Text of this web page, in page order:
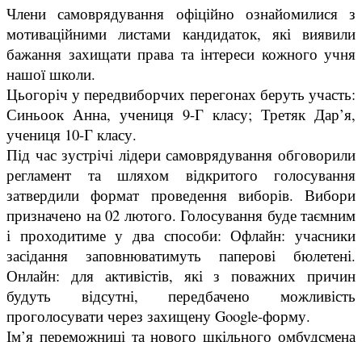
Члени самоврядування офіційно ознайомилися з
мотиваційними листами кандидаток, які виявили
бажання захищати права та інтереси кожного учня
нашої школи.
Цьогоріч у передвиборчих перегонах беруть участь:
Синьоок Анна, учениця 9-Г класу; Третяк Дар’я,
учениця 10-Г класу.
Під час зустрічі лідери самоврядування обговорили
регламент та шляхом відкритого голосування
затвердили формат проведення виборів. Вибори
призначено на 02 лютого. Голосування буде таємним
і проходитиме у два способи:Офлайн: учасники
засідання заповнюватимуть паперові бюлетені.
Онлайн: для активістів, які з поважних причин
будуть відсутні, передбачено можливість
проголосувати через захищену Google-форму.
Ім’я переможниці та нового шкільного омбудсмена